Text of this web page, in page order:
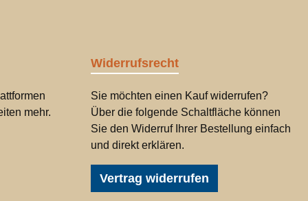
mehr.
Widerrufsrecht
Sie möchten einen Kauf widerrufen?
Über die folgende Schaltfläche können
Sie den Widerruf Ihrer Bestellung einfach
und direkt erklären.
Vertrag widerrufen